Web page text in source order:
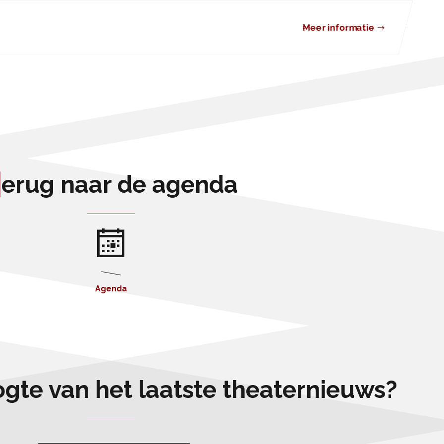
Meer informatie
erug naar de agenda
Agenda
van het laatste theaternieuws?